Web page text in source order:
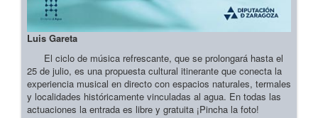
Luis Gareta
El ciclo de música refrescante, que se prolongará hasta el
25 de julio, es una propuesta cultural itinerante que conecta la
experiencia musical en directo con espacios naturales, termales
y localidades históricamente vinculadas al agua. En todas las
actuaciones la entrada es libre y gratuita ¡Pincha la foto!